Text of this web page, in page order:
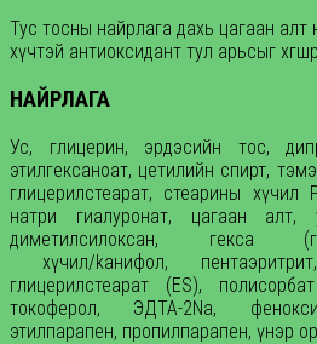
Тус тосны найрлага дахь цагаан
хүчтэй антиоксидант тул арьсыг
НАЙРЛАГА
Ус, глицерин, эрдэсийн тос,
этилгексанoат, цетилийн спирт,
глицерилстеарат, стеарины хүчил
натри гиалуронат, цагаан алт,
диметилсилоксан, гексa
хүчил/kанифол,
глицерилстеарат (ES),
токоферол, ЭДТА-2Na,
этилпарапен, пропилпарапен, үнэр